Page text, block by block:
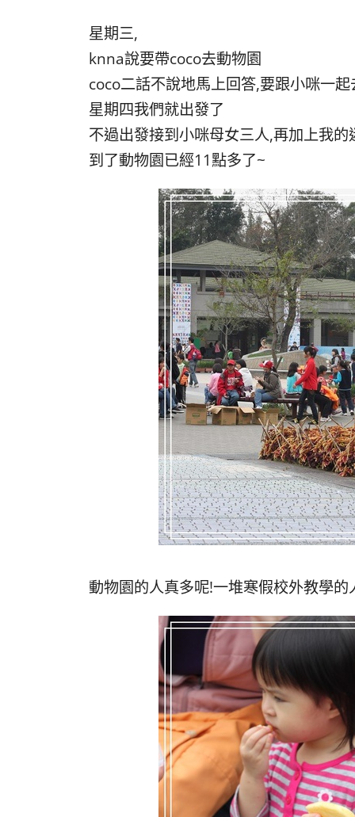
星期三,
knna說要帶coco去動物園
coco二話不說地馬上回答,要跟小咪一起
星期四我們就出發了
不過出發接到小咪母女三人,再加上我的
到了動物園已經11點多了~
動物園的人真多呢!一堆寒假校外教學的